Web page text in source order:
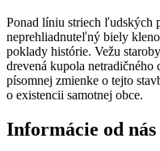
Ponad líniu striech ľudských
neprehliadnuteľný biely
poklady histórie. Vežu
drevená kupola
písomnej zmienke o tejto
o existencii samotnej obce.
Informácie od nás